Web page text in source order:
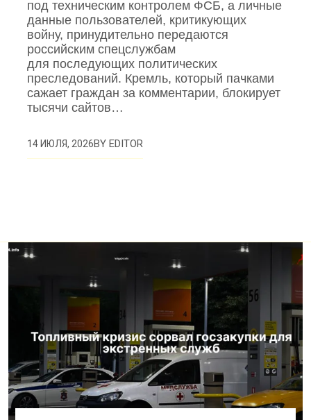
под техническим контролем ФСБ, а личные
данные пользователей, критикующих
войну, принудительно передаются
российским спецслужбам
для последующих политических
преследований. Кремль, который пачками
сажает граждан за комментарии, блокирует
тысячи сайтов…
14 ИЮЛЯ, 2026BYEDITOR